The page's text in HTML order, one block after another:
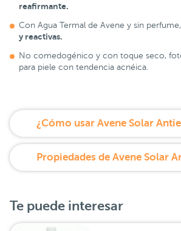
reafirmante.
Con Agua Termal de Avene y sin
y reactivas.
No comedogénico y con toque seco,
para piele con tendencia acnéica.
Te puede interesar